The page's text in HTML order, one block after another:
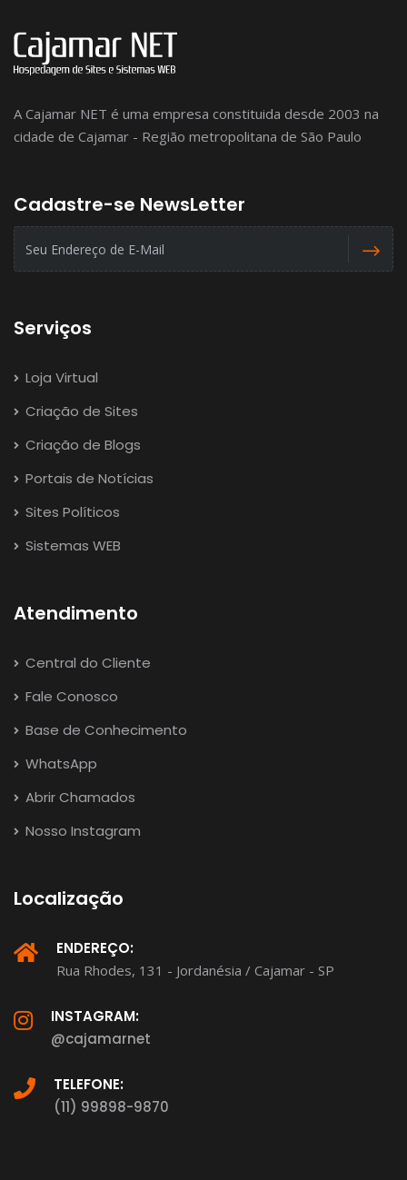
A Cajamar NET é uma empresa constituida desde 2003 na
cidade de Cajamar - Região metropolitana de São Paulo
Cadastre-se NewsLetter
Serviços
Loja Virtual
Criação de Sites
Criação de Blogs
Portais de Notícias
Sites Políticos
Sistemas WEB
Atendimento
Central do Cliente
Fale Conosco
Base de Conhecimento
WhatsApp
Abrir Chamados
Nosso Instagram
Localização
ENDEREÇO:
Rua Rhodes, 131 - Jordanésia / Cajamar - SP
INSTAGRAM:
@cajamarnet
TELEFONE:
(11) 99898-9870